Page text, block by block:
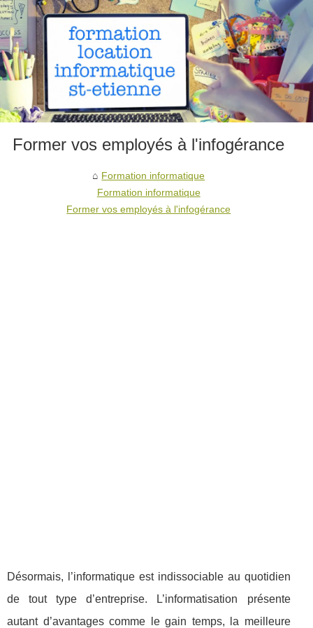
Former vos employés à l'infogérance
Formation informatique
Formation informatique
Former vos employés à l'infogérance
Désormais, l’informatique est indissociable au quotidien
de tout type d’entreprise. L’informatisation présente
autant d’avantages comme le gain temps, la meilleure